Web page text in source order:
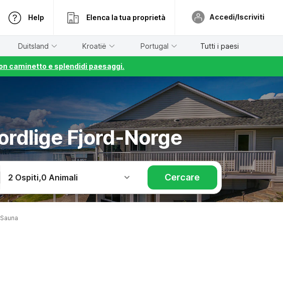
Help Elenca la tua proprietà Accedi/Iscriviti
Duitsland Kroatië Portugal Tutti i paesi
caminetto e splendidi paesaggi.
Fjord-Norge
2 Ospiti,0 Animali Cercare